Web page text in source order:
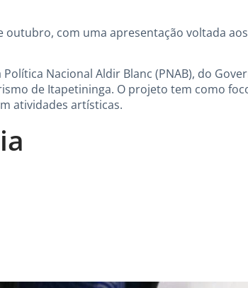
com uma apresentação voltada
Nacional Aldir Blanc (PNAB), do
de Itapetininga. O projeto tem como
atividades artísticas.